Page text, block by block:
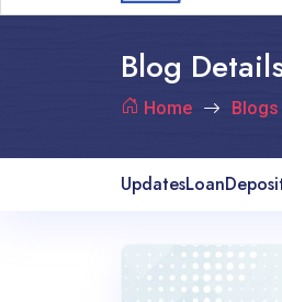
Blog
Home Blogs
UpdatesLoan